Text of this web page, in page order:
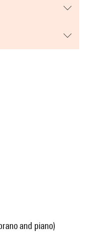
and piano)